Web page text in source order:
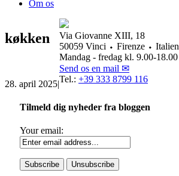
Om os
køkken
28. april 2025|
Tilmeld dig nyheder fra bloggen
Your email:
Via Giovanne XIII, 18
50059 Vinci ⬩ Firenze ⬩ Italien
Mandag - fredag kl. 9.00-18.00
Send os en mail ✉
Tel.: +39 333 8799 116